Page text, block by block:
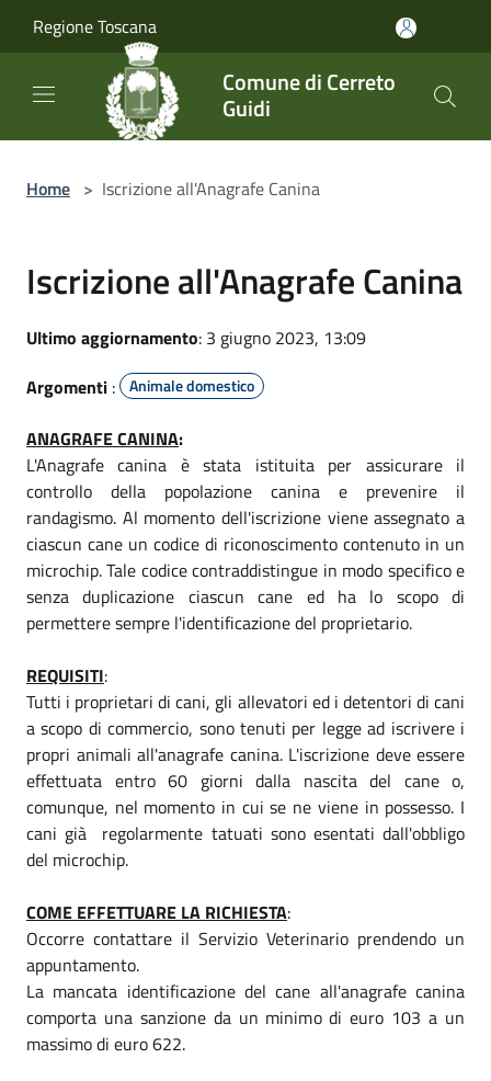
Regione Toscana
Comune di Cerreto
Guidi
Home > Iscrizione all'Anagrafe Canina
Iscrizione all'Anagrafe Canina
Ultimo aggiornamento: 3 giugno 2023, 13:09
Argomenti : Animale domestico
ANAGRAFE CANINA:
L'Anagrafe canina è stata istituita per assicurare il
controllo della popolazione canina e prevenire il
randagismo. Al momento dell'iscrizione viene assegnato a
ciascun cane un codice di riconoscimento contenuto in un
microchip. Tale codice contraddistingue in modo specifico e
senza duplicazione ciascun cane ed ha lo scopo di
permettere sempre l'identificazione del proprietario.
REQUISITI:
Tutti i proprietari di cani, gli allevatori ed i detentori di cani
a scopo di commercio, sono tenuti per legge ad iscrivere i
propri animali all'anagrafe canina. L'iscrizione deve essere
effettuata entro 60 giorni dalla nascita del cane o,
comunque, nel momento in cui se ne viene in possesso. I
cani già regolarmente tatuati sono esentati dall'obbligo
del microchip.
COME EFFETTUARE LA RICHIESTA:
Occorre contattare il Servizio Veterinario prendendo un
appuntamento.
La mancata identificazione del cane all'anagrafe canina
comporta una sanzione da un minimo di euro 103 a un
massimo di euro 622.